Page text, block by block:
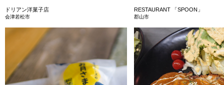
ドリアン洋菓子店
会津若松市
RESTAURANT 「SPOON」
郡山市